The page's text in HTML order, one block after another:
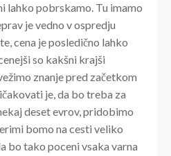
lahko pobrskamo. Tu imamo
je vedno v ospredju
cena je posledično lahko
so kakšni krajši
znanje pred začetkom
je, da bo treba za
deset evrov, pridobimo
bomo na cesti veliko
bo tako poceni vsaka varna